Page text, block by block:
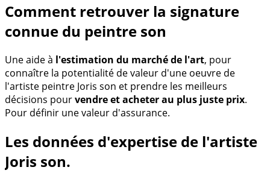
Comment retrouver la signature
connue du peintre son
Une aide à l'estimation du marché de l'art, pour
connaître la potentialité de valeur d'une oeuvre de
l'artiste peintre Joris son et prendre les meilleurs
décisions pourvendre et acheter au plus juste prix.
Pour définir une valeur d'assurance.
Les données d'expertise de l'artiste
Joris son.